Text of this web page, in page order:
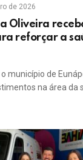
de 2026
Oliveira
reforçar a
município de
na área da